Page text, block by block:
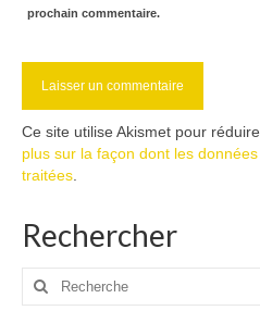
prochain commentaire.
Ce site utilise Akismet pour
plus sur la façon dont les
traitées
Rechercher
Rechercher